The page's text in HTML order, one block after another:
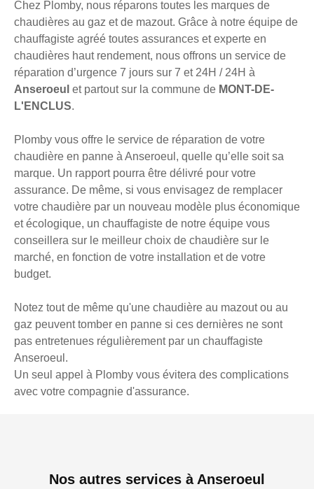
Chez Plomby, nous réparons toutes les marques de
chaudières au gaz et de mazout. Grâce à notre équipe de
chauffagiste agréé toutes assurances et experte en
chaudières haut rendement, nous offrons un service de
réparation d’urgence 7 jours sur 7 et 24H / 24H à
Anseroeul et partout sur la commune de MONT-DE-
L'ENCLUS.
Plomby vous offre le service de réparation de votre
chaudière en panne à Anseroeul, quelle qu’elle soit sa
marque. Un rapport pourra être délivré pour votre
assurance. De même, si vous envisagez de remplacer
votre chaudière par un nouveau modèle plus économique
et écologique, un chauffagiste de notre équipe vous
conseillera sur le meilleur choix de chaudière sur le
marché, en fonction de votre installation et de votre
budget.
Notez tout de même qu'une chaudière au mazout ou au
gaz peuvent tomber en panne si ces dernières ne sont
pas entretenues régulièrement par un chauffagiste
Anseroeul.
Un seul appel à Plomby vous évitera des complications
avec votre compagnie d'assurance.
Nos autres services à Anseroeul